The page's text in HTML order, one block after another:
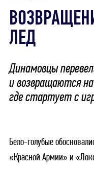
ЛЕД
Динамовцы
и возвращаются
где стартует с
Бело-голубые
«Красной Армии» и